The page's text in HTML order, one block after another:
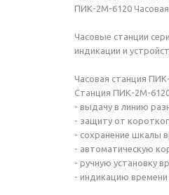
ПИК-2М-6120
Часовые станции
индикации и
Часовая станция
Станция ПИК-2М-
- выдачу в линию
- защиту от
- сохранение шкалы
- автоматическую
- ручную установку
- индикацию